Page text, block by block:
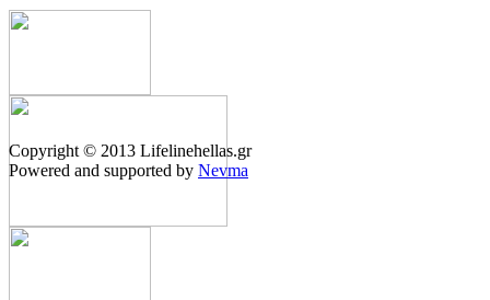
Copyright © 2013 Lifelinehellas.gr
Powered and supported by Nevma